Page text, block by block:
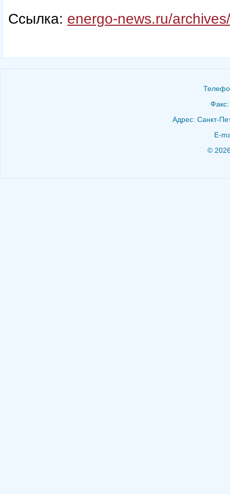
Ссылка: energo-news.ru/
Адрес: Санкт-
E-
©